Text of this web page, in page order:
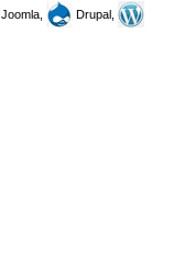
Joomla,
Drupal,